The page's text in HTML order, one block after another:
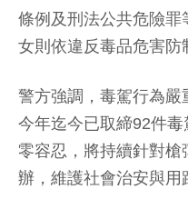
條例及刑法公共危險
女則依違反毒品危害防
警方強調，毒駕行為
今年迄今已取締92件
零容忍，將持續針對
辦，維護社會治安與用